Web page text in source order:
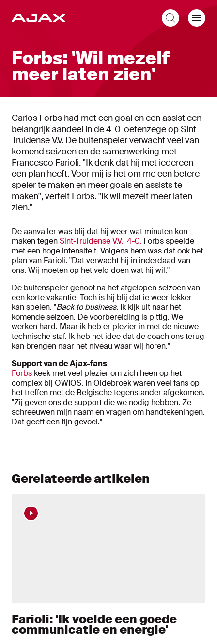
Forbs: 'Wil mezelf
meer laten zien'
Carlos Forbs had met een goal en een assist een
belangrijk aandeel in de 4-0-oefenzege op Sint-
Truidense V.V. De buitenspeler verwacht veel van
komend seizoen en de samenwerking met
Francesco Farioli. "Ik denk dat hij met iedereen
een plan heeft. Voor mij is het om me een betere
speler te maken en meer goals en assists te
maken", vertelt Forbs. "Ik wil mezelf meer laten
zien."
De aanvaller was blij dat hij weer wat minuten kon
maken tegenSint-Truidense V.V.: 4-0. Forbs speelde
met een hoge intensiteit. Volgens hem was dat ook het
plan van Farioli. "Dat verwacht hij in inderdaad van
ons. Wij moeten op het veld doen wat hij wil."
De buitenspeler genoot na het afgelopen seizoen van
een korte vakantie. Toch is hij blij dat ie weer lekker
kan spelen. "Back to business. Ik kijk uit naar het
komende seizoen. De voorbereiding is pittig. We
werken hard. Maar ik heb er plezier in met de nieuwe
technische staf. Ik heb het idee dat de coach ons terug
kan brengen naar het niveau waar wij horen."
Support van de Ajax-fans
Forbs keek met veel plezier om zich heen op het
complex bij OWIOS. In Oldebroek waren veel fans op
het treffen met de Belgische tegenstander afgekomen.
"Zij geven ons de support die we nodig hebben. Ze
schreeuwen mijn naam en vragen om handtekeningen.
Dat geeft een fijn gevoel."
Gerelateerde artikelen
Farioli: 'Ik voelde een goede
communicatie en energie'